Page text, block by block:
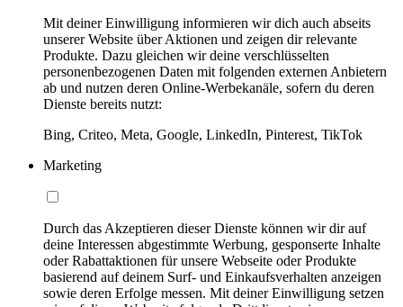
Mit deiner Einwilligung informieren wir dich auch abseits
unserer Website über Aktionen und zeigen dir relevante
Produkte. Dazu gleichen wir deine verschlüsselten
personenbezogenen Daten mit folgenden externen Anbietern
ab und nutzen deren Online-Werbekanäle, sofern du deren
Dienste bereits nutzt:
Bing, Criteo, Meta, Google, LinkedIn, Pinterest, TikTok
Marketing
Durch das Akzeptieren dieser Dienste können wir dir auf
deine Interessen abgestimmte Werbung, gesponserte Inhalte
oder Rabattaktionen für unsere Webseite oder Produkte
basierend auf deinem Surf- und Einkaufsverhalten anzeigen
sowie deren Erfolge messen. Mit deiner Einwilligung setzen